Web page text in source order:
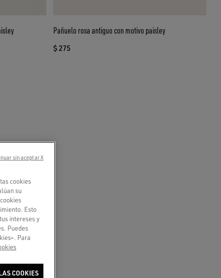
Pañuelo rosa antiguo con motivo paisley
$ 275
cookies
su
Esto
intereses y
Puedes
Para
COOKIES
sin aceptar X